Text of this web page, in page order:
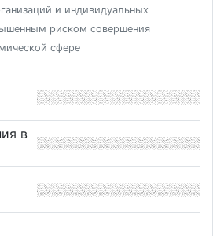
и индивидуальных
риском совершения
сфере
в